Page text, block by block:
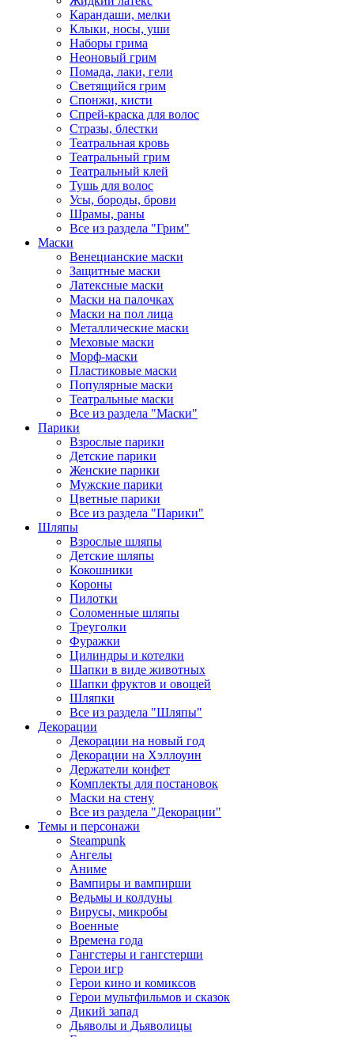
Карандаши, мелки
Клыки, носы, уши
Наборы грима
Неоновый грим
Помада, лаки, гели
Светящийся грим
Спонжи, кисти
Спрей-краска для волос
Стразы, блестки
Театральная кровь
Театральный грим
Театральный клей
Тушь для волос
Усы, бороды, брови
Шрамы, раны
Все из раздела "Грим"
Маски
Венецианские маски
Защитные маски
Латексные маски
Маски на палочках
Маски на пол лица
Металлические маски
Меховые маски
Морф-маски
Пластиковые маски
Популярные маски
Театральные маски
Все из раздела "Маски"
Парики
Взрослые парики
Детские парики
Женские парики
Мужские парики
Цветные парики
Все из раздела "Парики"
Шляпы
Взрослые шляпы
Детские шляпы
Кокошники
Короны
Пилотки
Соломенные шляпы
Треуголки
Фуражки
Цилиндры и котелки
Шапки в виде животных
Шапки фруктов и овощей
Шляпки
Все из раздела "Шляпы"
Декорации
Декорации на новый год
Декорации на Хэллоуин
Держатели конфет
Комплекты для постановок
Маски на стену
Все из раздела "Декорации"
Темы и персонажи
Steampunk
Ангелы
Аниме
Вампиры и вампирши
Ведьмы и колдуны
Вирусы, микробы
Военные
Времена года
Гангстеры и гангстерши
Герои игр
Герои кино и комиксов
Герои мультфильмов и сказок
Дикий запад
Дьяволы и Дьяволицы